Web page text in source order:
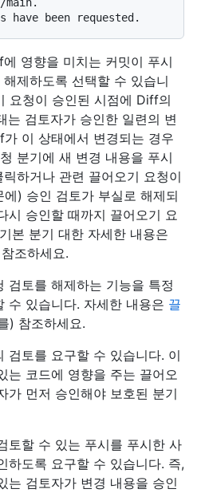
영향을 미치는 커밋이 푸시
제하도록 선택할 수 있습니
요청이 승인된 시점에 Diff의
는 검토자가 승인한 일련의 변
이 상태에서 변경되는 경우
분기에 새 변경 내용을 푸시
릭하거나 관련 끌어오기 요청이
) 승인 검토가 부실로 해제되
시 승인할 때까지 끌어오기 요
본 분기 대한 자세한 내용은
조하세요.
검토를 해제하는 기능을 특정
수 있습니다. 자세한 내용은 끌
) 참조하세요.
검토를 요구할 수 있습니다. 이
는 코드에 영향을 주는 끌어오
가 먼저 승인해야 보호된 분기
토할 수 있는 푸시를 푸시한 사
하도록 요구할 수 있습니다. 즉,
는 검토자가 변경 내용을 승인